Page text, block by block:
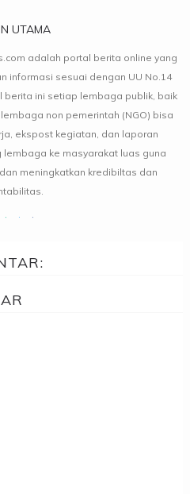
UTAMA
adalah portal berita online yang
informasi sesuai dengan UU No.14
berita ini setiap lembaga publik, baik
non pemerintah (NGO) bisa
ekspost kegiatan, dan laporan
ke masyarakat luas guna
meningkatkan kredibiltas dan